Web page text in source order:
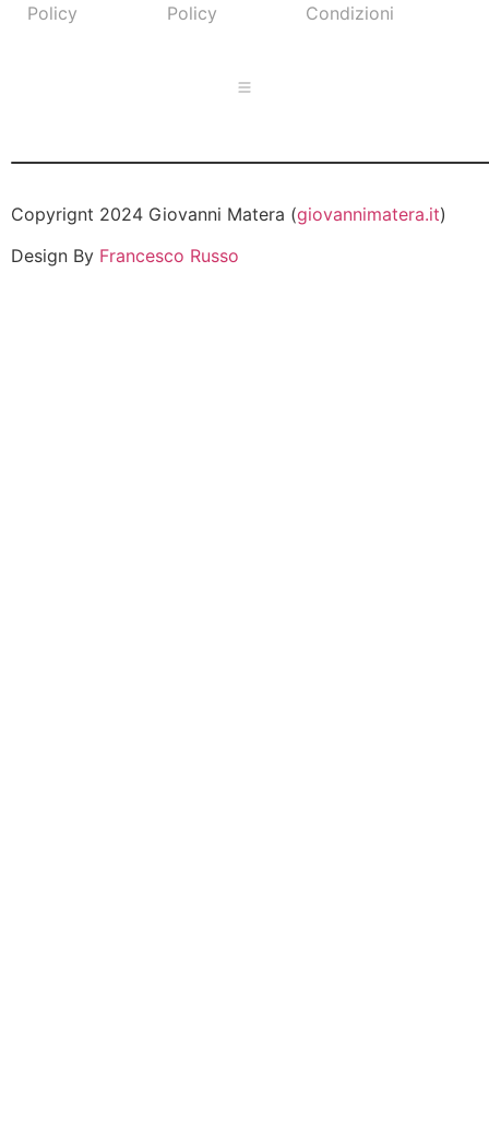
Policy
Policy
Condizioni
Copyrignt 2024 Giovanni Matera (giovannimatera.it)
Design By Francesco Russo